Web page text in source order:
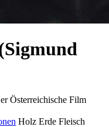
Österreichische Film
Holz Erde Fleisch